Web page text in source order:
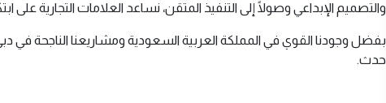
والتصميم الإبداعي وصولًا إلى التنفيذ المتقن، نساعد العلامات التجارية على
بفضل وجودنا القوي في المملكة العربية السعودية ومشاريعنا الناجحة في
حدث.